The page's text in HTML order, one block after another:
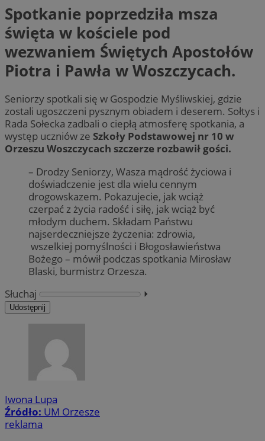
Spotkanie poprzedziła msza
święta w kościele pod
wezwaniem Świętych Apostołów
Piotra i Pawła w Woszczycach.
Seniorzy spotkali się w Gospodzie Myśliwskiej, gdzie
zostali ugoszczeni pysznym obiadem i deserem. Sołtys i
Rada Sołecka zadbali o ciepłą atmosferę spotkania, a
występ uczniów ze Szkoły Podstawowej nr 10 w
Orzeszu Woszczycach szczerze rozbawił gości.
– Drodzy Seniorzy, Wasza mądrość życiowa i
doświadczenie jest dla wielu cennym
drogowskazem. Pokazujecie, jak wciąż
czerpać z życia radość i siłę, jak wciąż być
młodym duchem. Składam Państwu
najserdeczniejsze życzenia: zdrowia,
wszelkiej pomyślności i Błogosławieństwa
Bożego – mówił podczas spotkania Mirosław
Blaski, burmistrz Orzesza.
Słuchaj
⏵︎
Udostępnij
Iwona Lupa
Źródło: UM Orzesze
reklama